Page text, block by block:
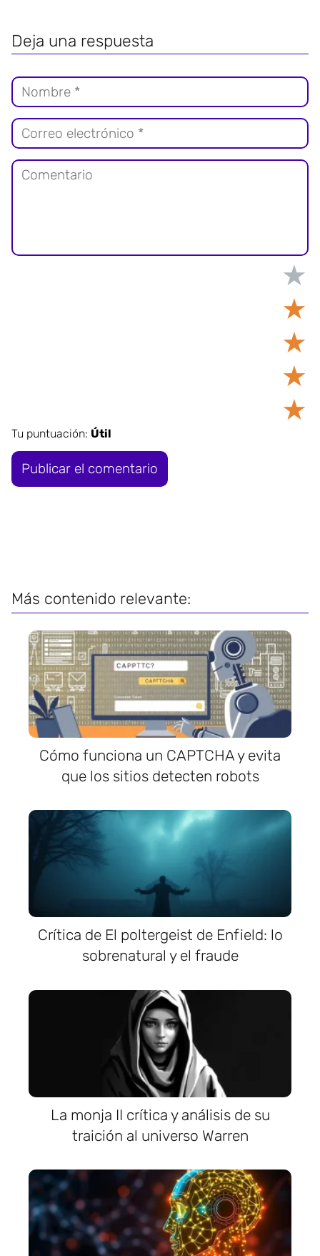
Deja una respuesta
★
★
★
★
★
Tu puntuación: Útil
Más contenido relevante:
Cómo funciona un CAPTCHA y evita
que los sitios detecten robots
Crítica de El poltergeist de Enfield: lo
sobrenatural y el fraude
La monja II crítica y análisis de su
traición al universo Warren